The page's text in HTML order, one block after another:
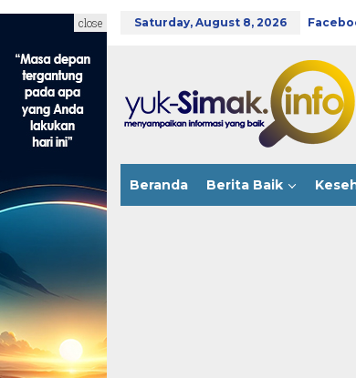
Saturday, August 8, 2026
Beranda Berita Baik
close